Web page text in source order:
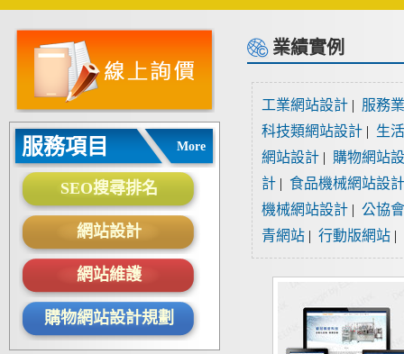
服務項目 More
SEO搜尋排名
網站設計
網站維護
購物網站設計規劃
業績實例
工業網站設計 | 服務
科技類網站設計 | 生
網站設計 | 購物網站
計 | 食品機械網站設計
機械網站設計 | 公協
青網站 | 行動版網站 |